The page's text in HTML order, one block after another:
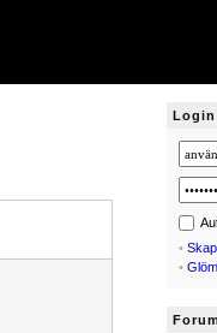
Login
•
•
Forum